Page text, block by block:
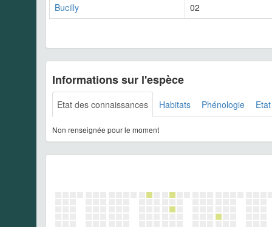
Bucilly
02
Informations sur l'espèce
Etat des connaissances Habitats Phénologie
Non renseignée pour le moment